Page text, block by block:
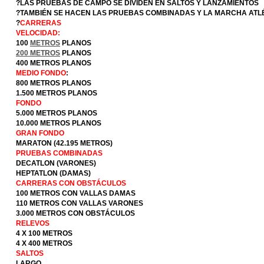
?LAS PRUEBAS DE CAMPO SE DIVIDEN EN SALTOS Y LANZAMIENTOS
?TAMBIÉN SE HACEN LAS PRUEBAS COMBINADAS Y LA MARCHA
?CARRERAS
VELOCIDAD:
100 METROS PLANOS
200 METROS PLANOS
400 METROS PLANOS
MEDIO FONDO:
800 METROS PLANOS
1.500 METROS PLANOS
FONDO
5.000 METROS PLANOS
10.000 METROS PLANOS
GRAN FONDO
MARATON (42.195 METROS)
PRUEBAS COMBINADAS
DECATLON (VARONES)
HEPTATLON (DAMAS)
CARRERAS CON OBSTÁCULOS
100 METROS CON VALLAS DAMAS
110 METROS CON VALLAS VARONES
3.000 METROS CON OBSTÁCULOS
RELEVOS
4 X 100 METROS
4 X 400 METROS
SALTOS